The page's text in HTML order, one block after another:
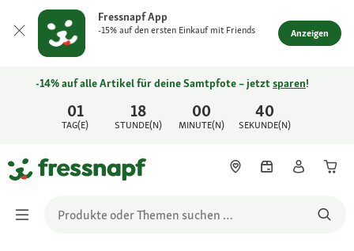
Fressnapf App
-15% auf den ersten Einkauf mit Friends Anzeigen
01
TAG(E)
18
STUNDE(N)
00
MINUTE(N)
40
SEKUNDE(N)
-14% auf alle Artikel für deine Samtpfote – jetztsparen!